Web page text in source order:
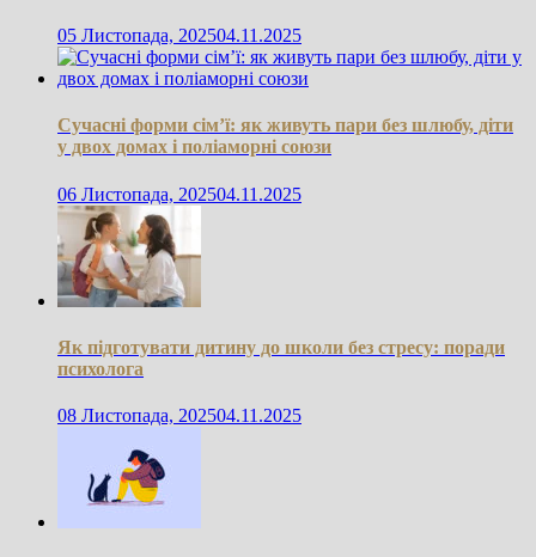
05 Листопада, 202504.11.2025
Сучасні форми сім’ї: як живуть пари без шлюбу, діти
у двох домах і поліаморні союзи
06 Листопада, 202504.11.2025
Як підготувати дитину до школи без стресу: поради
психолога
08 Листопада, 202504.11.2025